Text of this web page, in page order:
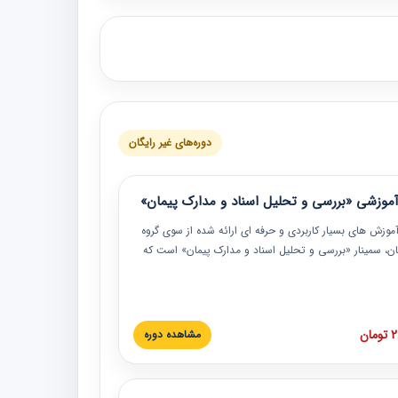
دوره‌های غیر رایگان
«بررسی و تحلیل اسناد و مدارک پیمان»
های بسیار کاربردی و حرفه‏ ای ارائه شده از سوی گروه
سمینار «بررسی و تحلیل اسناد و مدارک پیمان» است که
این خصوص ارائه شده است.
مشاهده دوره